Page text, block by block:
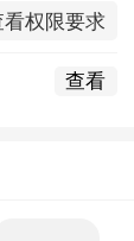
看权限要求
查看